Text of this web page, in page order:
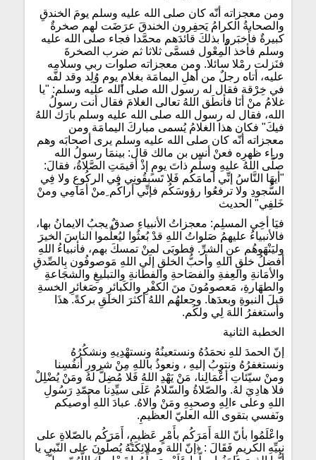
ومن معجزاته أنّه كان صلى الله عليه وسلم يومَ الخندقِ
والصحابةُ الكرامُ يَحفِرون الخندقَ عرَضَت لهم صخرةٌ
كبيرةٌ فأَخبَروا بذلكَ قائدَهم محمَّدا فجاء صلى الله عليه
وسلم فأخذ الْمِعْول فسمَّى ثلاثا ثم ضرب الصخرةَ
فنَزلت رمْلا سائلا. ومن معجزاته صلوات ربي وسلامه
عليه، أتاه رجلٌ من أهلِ اليمامَة بغلامٍ يوم وُلِد وقد لفَّه
في خِرْقة فقال له رسول الله صلى الله عليه وسلم: "يا
غلامُ منْ أنَا فأنطَق اللهُ تعالى الغلامَ فقال أنت رسولُ
الله، فقال له رسول الله صلى الله عليه وسلم بارَك اللهُ
فيكَ" فكان هذا الغلامُ يُسمى مباركَ اليمامَة ومن
معجزاته أنّه كان صلى الله عليه وسلم يرى أصحابَه وهم
وراء ظهرِه فعنْ أنس بن مالك قال: بينمَا رسولُ الله
صلَّى اللهُ عليهِ وسلَّم ذاتَ يومٍ إذْ أقيمَتِ الصَّلاةُ، فقالَ:
"أيهَا النَّاسُ إنِّي أمامَكُم فَلا تَسبقُونِي فِي الركُوعِ ولا فِي
السُّجودِ ولا ترفعُوا رؤوسَكُم فإنِّي أراكُم ِمنْ أمَامِي ومنْ
خَلفِي" الحديث
فيَا أخِي المسلِم: معجزاتُ الأنبياءِ صدقٌ يجبُ الايمانُ بها،
فالأنبياءُ عليهمُ صَلواتُ اللهِ قدْ بُعثُوا ليُعلِّموا الناسَ الخيرَ
وليَنْهَوهُم عنِ الشرِّ. فطوبَى لمنْ تمسكَ بهم، فأنبياءُ اللهِ
أفضلُ خلقِ اللهِ وأحبُّ الخلقِ إلَى اللهِ مَوصوفُون بِالصِّدقِ
والأمَانةِ والعِفةِ والفصَاحةِ والفطَانةِ والتبليغِ والشجَاعةِ
والطهَارةِ، مَعصومُونَ منَ الكفْرِ والكَبائرِ وصَغائرِ الخسةِ
قبلَ النبوةِ وبعدَها. وجعلهُم اللهُ أكثرَ الخلقِ بركةً. هذَا
وأستغفرُ اللهَ لِي ولكُم.
الخطبة الثانية
إنّ الحمدَ للهِ نحمَدُهُ ونستعينُهُ ونستهْدِيهِ ونشكُرُهُ
ونستغفرُهُ ونتوبُ إليهِ ، ونعوذُ باللهِ مِنْ شرورِ أنفُسِنا
ومنْ سيّئاتِ أعْمَالِنا، مَنْ يَهْدِ اللهُ فَلا مُضِلَّ لهُ ومَنْ يُضْلِلْ
فلا هادِيَ لهُ. والصّلاةُ والسّلامُ عَلَى سيِّدِنا محمّدِ رَسُولِ
اللهِ وعلى ءالِهِ وصحبِهِ ومَنْ والاهُ. عبادَ اللهِ أُوصيكم
ونَفسي بتقوى الله العليّ العظيمِ.
واعْلَمُوا بأنّ اللهَ أَمَرَكُم بأَمْرٍ عَظيمٍ، أَمَرَكُم بالصّلاةِ على
نبيِّهِ الكريمِ فَقَالَ : ﴿إنّ اللهَ وملائِكَتَهُ يُصلّونَ على النّبيِ يا